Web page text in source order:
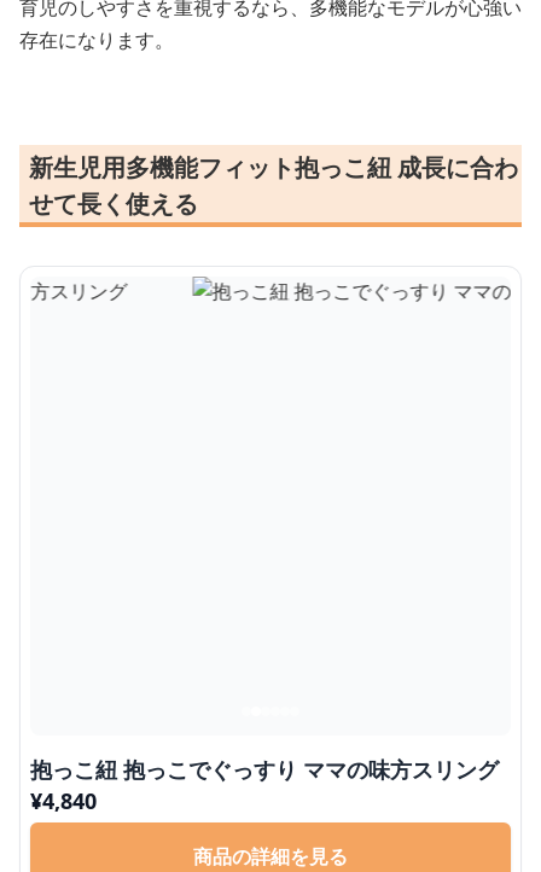
育児のしやすさを重視するなら、多機能なモデルが心強い
存在になります。
新生児用多機能フィット抱っこ紐 成長に合わ
せて長く使える
抱っこ紐 抱っこでぐっすり ママの味方スリング
¥4,840
商品の詳細を見る